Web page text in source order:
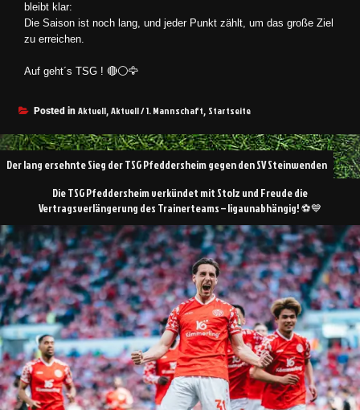
bleibt klar:
Die Saison ist noch lang, und jeder Punkt zählt, um das große Ziel
zu erreichen.
Auf geht´s TSG ! 🔴⚪🦅
Posted in Aktuell, Aktuell / 1. Mannschaft, Startseite
Der lang ersehnte Sieg der TSG Pfeddersheim gegen den SV Steinwenden
Die TSG Pfeddersheim verkündet mit Stolz und Freude die
Vertragsverlängerung des Trainerteams – ligaunabhängig! ⚽💙